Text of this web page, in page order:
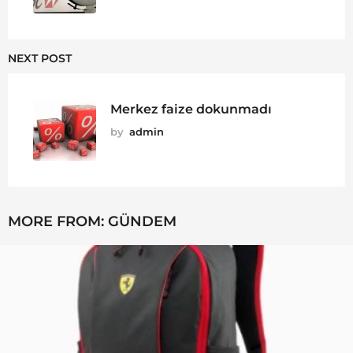
NEXT POST
Merkez faize dokunmadı
by admin
MORE FROM: GÜNDEM